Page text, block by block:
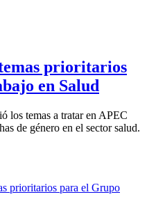
prioritarios
en Salud
los temas a tratar en APEC
de género en el sector salud.